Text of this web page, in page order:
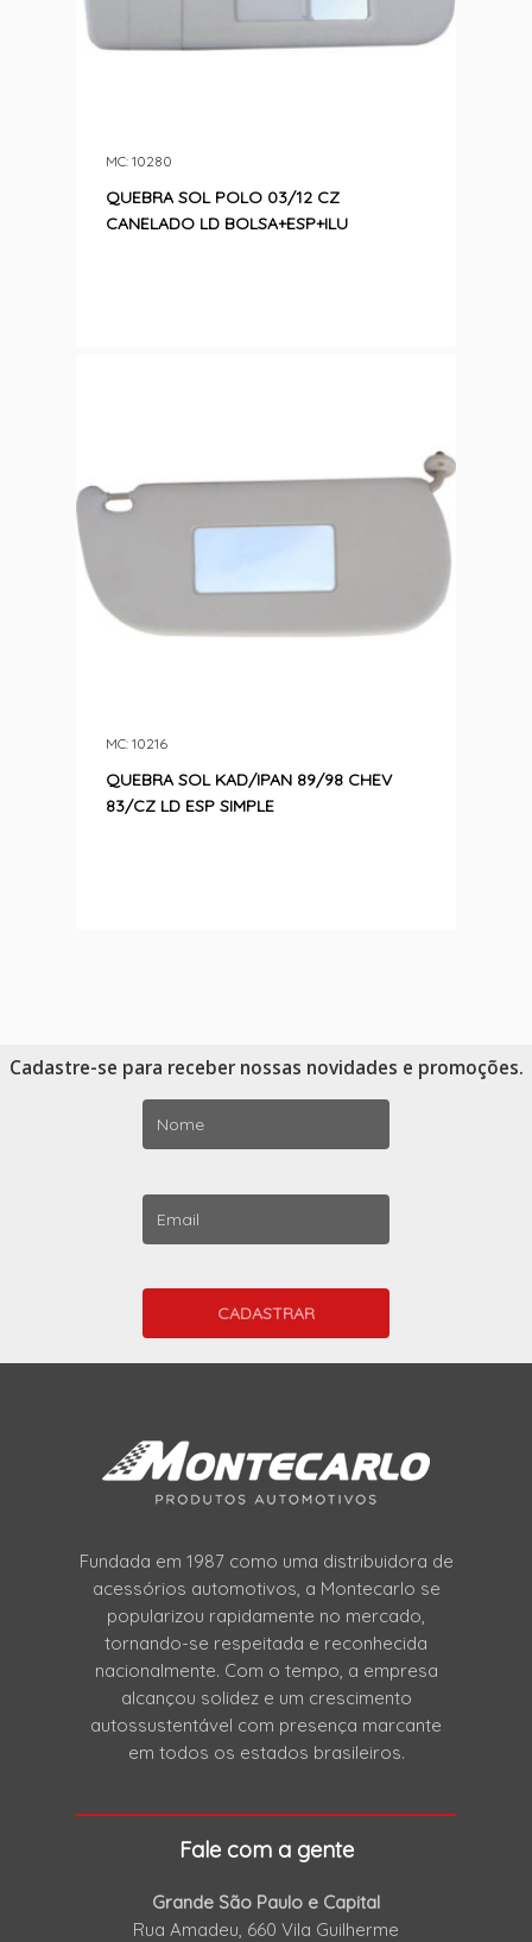
QUEBRA SOL POLO 03/12 CZ
CANELADO LD BOLSA+ESP+ILU
MC: 10280
QUEBRA SOL KAD/IPAN 89/98 CHEV
83/CZ LD ESP SIMPLE
MC: 10216
Cadastre-se para receber nossas novidades e promoções.
Fundada em 1987 como uma distribuidora de
acessórios automotivos, a Montecarlo se
popularizou rapidamente no mercado,
tornando-se respeitada e reconhecida
nacionalmente. Com o tempo, a empresa
alcançou solidez e um crescimento
autossustentável com presença marcante
em todos os estados brasileiros.
Fale com a gente
Grande São Paulo e Capital
Rua Amadeu, 660 Vila Guilherme